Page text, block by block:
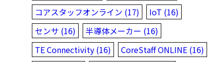
コアスタッフオンライン (17)
IoT (16)
センサ (16)
半導体メーカー (16)
TE Connectivity (16)
CoreStaff ONLINE (16)